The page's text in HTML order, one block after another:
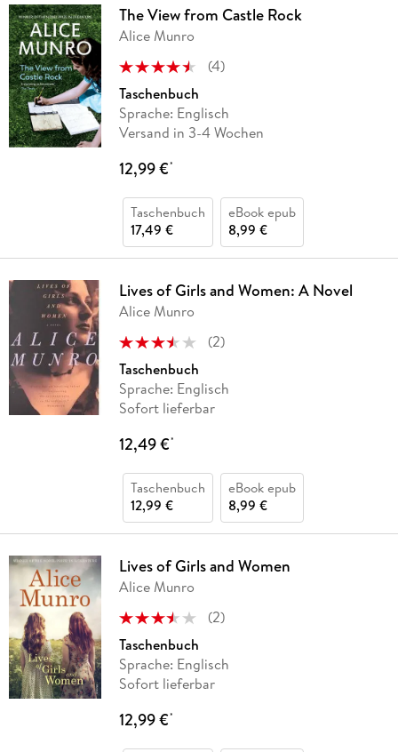
The View from Castle Rock
Alice Munro
(4)
Taschenbuch
Sprache: Englisch
Versand in 3-4 Wochen
12,99 €*
Taschenbuch
17,49 €
eBook epub
8,99 €
Lives of Girls and Women: A Novel
Alice Munro
(2)
Taschenbuch
Sprache: Englisch
Sofort lieferbar
12,49 €*
Taschenbuch
12,99 €
eBook epub
8,99 €
Lives of Girls and Women
Alice Munro
(2)
Taschenbuch
Sprache: Englisch
Sofort lieferbar
12,99 €*